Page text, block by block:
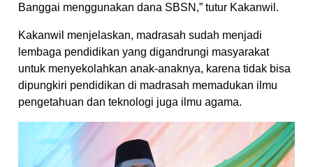
Banggai menggunakan dana SBSN,” tutur Kakanwil.
Kakanwil menjelaskan, madrasah sudah menjadi
lembaga pendidikan yang digandrungi masyarakat
untuk menyekolahkan anak-anaknya, karena tidak bisa
dipungkiri pendidikan di madrasah memadukan ilmu
pengetahuan dan teknologi juga ilmu agama.